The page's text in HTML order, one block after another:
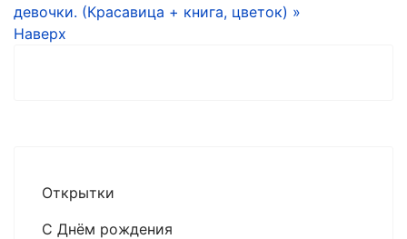
девочки. (Красавица + книга, цветок) »
Наверх
Открытки
С Днём рождения